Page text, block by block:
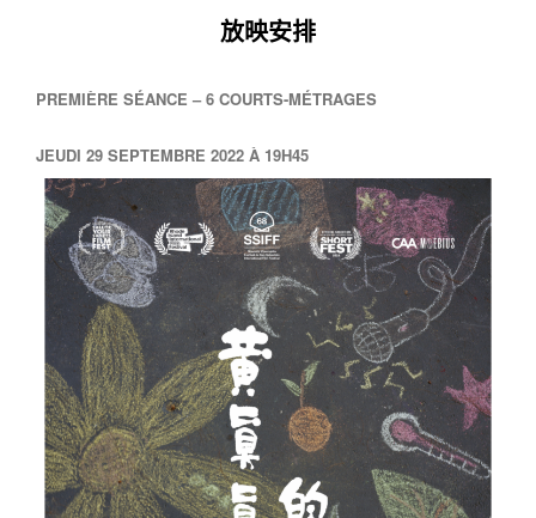
放映安排
PREMIÈRE SÉANCE – 6 COURTS-MÉTRAGES
JEUDI 29 SEPTEMBRE 2022 À 19H45